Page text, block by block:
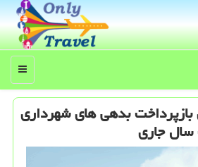
منو
بازپرداخت بدهی های شهرداری
سال جاری